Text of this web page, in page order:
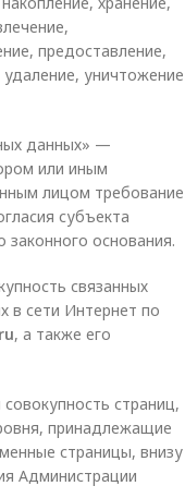
предоставление,
уничтожение
данных» —
или иным
лицом требование
субъекта
законного основания.
связанных
в сети Интернет по
, а также его
страниц,
принадлежащие
страницы, внизу
Администрации